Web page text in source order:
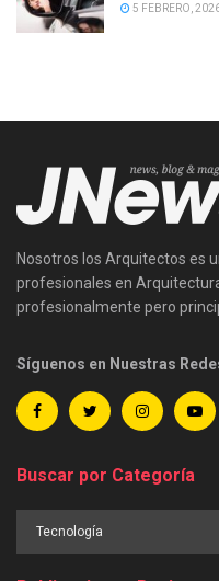
5 FEBRERO,
Nosotros los Arquitectos es
profesionales en
profesionalmente pero
Síguenos en Nuestras
Buscar por Categoría